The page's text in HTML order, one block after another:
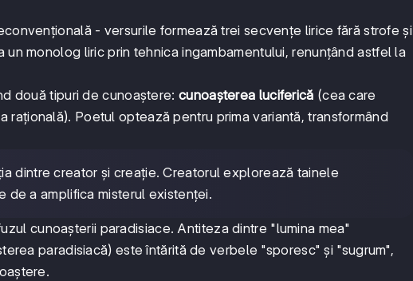
- versurile formează trei secvențe lirice fără strofe și
monolog liric prin tehnica ingambamentului, renunțând astfel la
două tipuri de cunoaștere: cunoașterea luciferică (cea care
rațională). Poetul optează pentru prima variantă, transformând
dintre creator și creație. Creatorul explorează tainele
de a amplifica misterul existenței.
cunoașterii paradisiace. Antiteza dintre "lumina mea"
paradisiacă) este întărită de verbele "sporesc" și "sugrum",